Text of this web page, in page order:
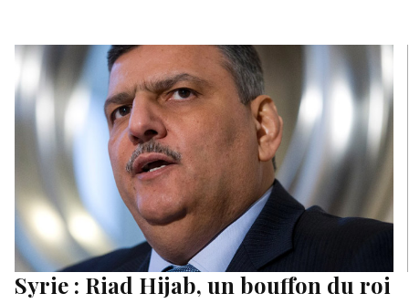
Syrie : Riad Hijab, un bouffon du roi